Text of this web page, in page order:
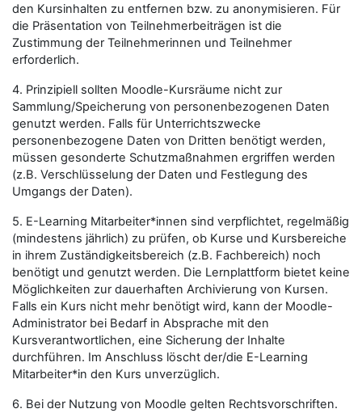
den Kursinhalten zu entfernen bzw. zu anonymisieren. Für
die Präsentation von Teilnehmerbeiträgen ist die
Zustimmung der Teilnehmerinnen und Teilnehmer
erforderlich.
4. Prinzipiell sollten Moodle-Kursräume nicht zur
Sammlung/Speicherung von personenbezogenen Daten
genutzt werden. Falls für Unterrichtszwecke
personenbezogene Daten von Dritten benötigt werden,
müssen gesonderte Schutzmaßnahmen ergriffen werden
(z.B. Verschlüsselung der Daten und Festlegung des
Umgangs der Daten).
5. E-Learning Mitarbeiter*innen sind verpflichtet, regelmäßig
(mindestens jährlich) zu prüfen, ob Kurse und Kursbereiche
in ihrem Zuständigkeitsbereich (z.B. Fachbereich) noch
benötigt und genutzt werden. Die Lernplattform bietet keine
Möglichkeiten zur dauerhaften Archivierung von Kursen.
Falls ein Kurs nicht mehr benötigt wird, kann der Moodle-
Administrator bei Bedarf in Absprache mit den
Kursverantwortlichen, eine Sicherung der Inhalte
durchführen. Im Anschluss löscht der/die E-Learning
Mitarbeiter*in den Kurs unverzüglich.
6. Bei der Nutzung von Moodle gelten Rechtsvorschriften.